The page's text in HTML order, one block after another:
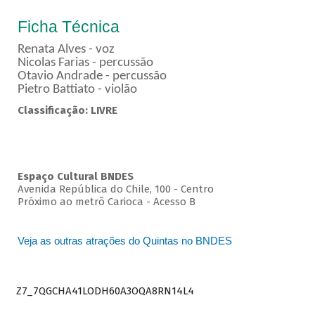
Ficha Técnica
Renata Alves - voz
Nicolas Farias - percussão
Otavio Andrade - percussão
Pietro Battiato - violão
Classificação: LIVRE
Espaço Cultural BNDES
Avenida República do Chile, 100 - Centro
Próximo ao metrô Carioca - Acesso B
Veja as outras atrações do Quintas no BNDES
Z7_7QGCHA41LODH60A3OQA8RN14L4